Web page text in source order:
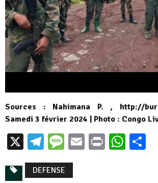
Sources : Nahimana P. , http://
Samedi 3 février 2024 | Photo : Congo
X Telegram
Message
EmailPrint
DEFENSE